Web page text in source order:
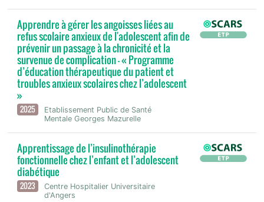
Apprendre à gérer les angoisses liées au
refus scolaire anxieux de l'adolescent afin de
prévenir un passage à la chronicité et la
survenue de complication - « Programme
d’éducation thérapeutique du patient et
troubles anxieux scolaires chez l’adolescent
»
2025
Etablissement Public de Santé
Mentale Georges Mazurelle
Apprentissage de l’insulinothérapie
fonctionnelle chez l’enfant et l’adolescent
diabétique
2023
Centre Hospitalier Universitaire
d'Angers